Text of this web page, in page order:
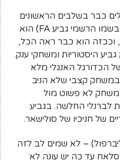
כבר בשלבים הראשונים
של הגביע האנגלי. הגביע האנגלי (או בשמו הרשמי גביע FA) הוא
וככזה הוא כבר ראה הכל,
היסטוריות ומשחקי ענק.
הכדורגל האנגלי מלא
במשחק קצבי שלא הניב
לא פשוט מול
לברנלי החלשה. בגביע
של חניכיו של סולישאר.
סלאח (28, ליברפול) – לא שמים לב לזה
עד כה יש עונה לא